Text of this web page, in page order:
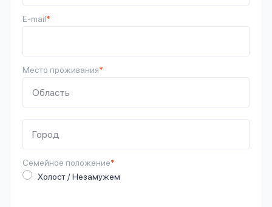
E-mail*
Место проживания*
Семейное положение*
Холост / Незамужем